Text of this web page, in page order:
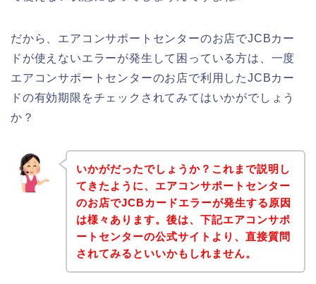
だから、エアコンサポートセンターのお店でJCBカー
ドが使えないエラーが発生して困っている方は、一度
エアコンサポートセンターのお店で利用したJCBカー
ドの有効期限をチェックされてみてはいかがでしょう
か？
いかがだったでしょうか？これまで説明し
てきたように、エアコンサポートセンター
のお店でJCBカードエラーが発生する原因
は様々あります。後は、下記エアコンサポ
ートセンターの公式サイトより、直接質問
されてみるといいかもしれません。